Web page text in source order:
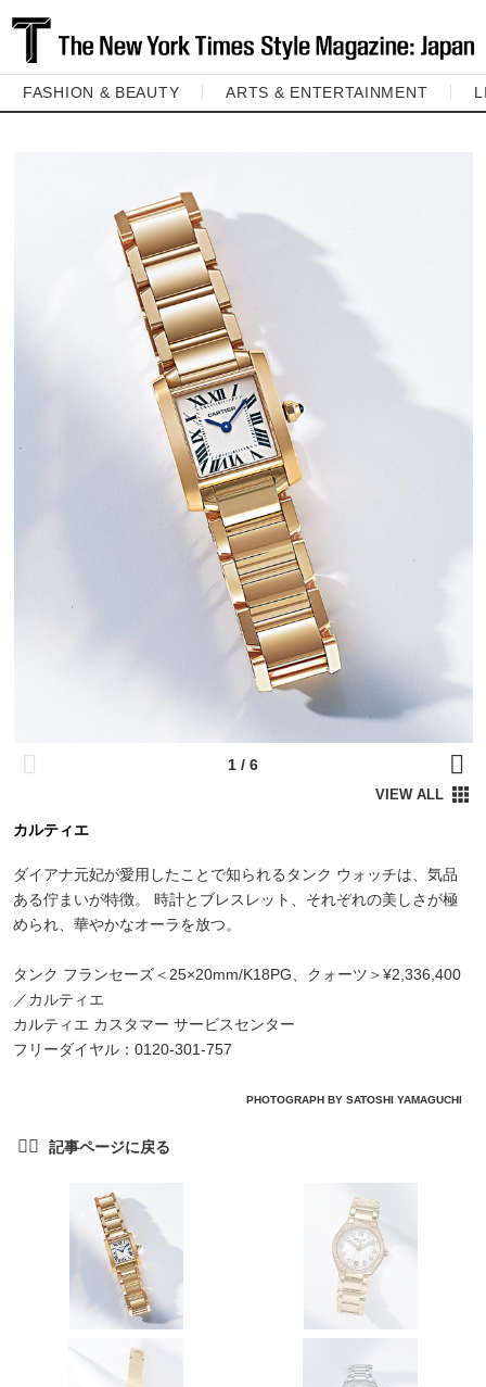
FASHION & BEAUTY ARTS & ENTERTAINMENT
カルティエ
ダイアナ元妃が愛用したことで知られるタンク ウォッチは、気品
ある佇まいが特徴。 時計とブレスレット、それぞれの美しさが極
められ、華やかなオーラを放つ。
タンク フランセーズ＜25×20mm/K18PG、クォーツ＞¥2,336,400
／カルティエ
カルティエ カスタマー サービスセンター
フリーダイヤル：0120-301-757
PHOTOGRAPH BY SATOSHI YAMAGUCHI